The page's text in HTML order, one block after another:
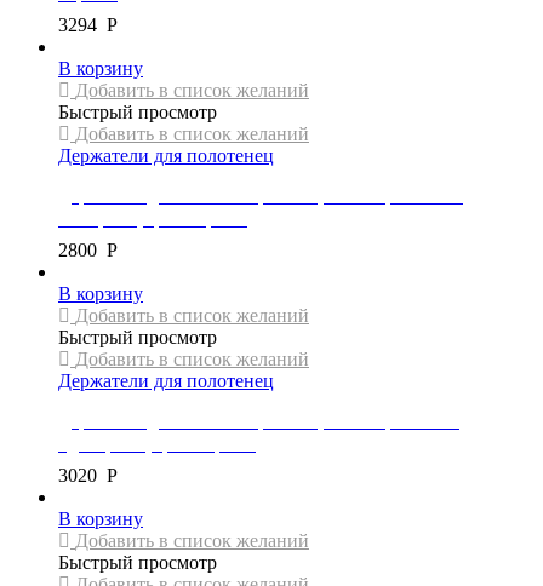
3294 Р
В корзину
Добавить в список желаний
Быстрый просмотр
Добавить в список желаний
Держатели для полотенец
2800 Р
В корзину
Добавить в список желаний
Быстрый просмотр
Добавить в список желаний
Держатели для полотенец
3020 Р
В корзину
Добавить в список желаний
Быстрый просмотр